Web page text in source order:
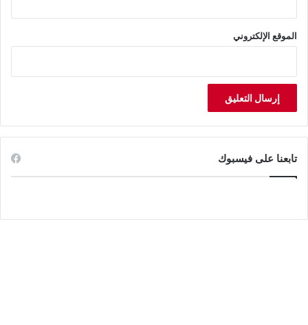
الموقع الإلكتروني
تابعنا على فيسبوك